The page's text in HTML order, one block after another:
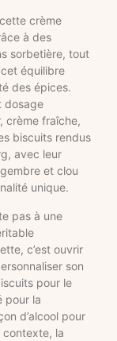
crème
à des
sorbetière, tout
équilibre
des épices.
dosage
crème fraîche,
biscuits rendus
avec leur
et clou
unique.
pas à une
c’est ouvrir
son
pour le
pour la
d’alcool pour
contexte, la